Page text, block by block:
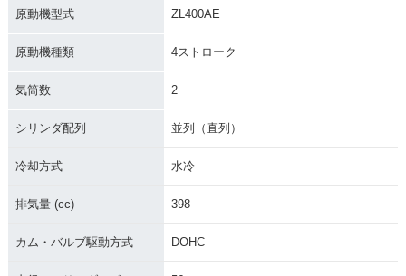
原動機型式 ZL400AE
原動機種類 4ストローク
気筒数 2
シリンダ配列 並列（直列）
冷却方式 水冷
排気量 (cc) 398
カム・バルブ駆動方式 DOHC